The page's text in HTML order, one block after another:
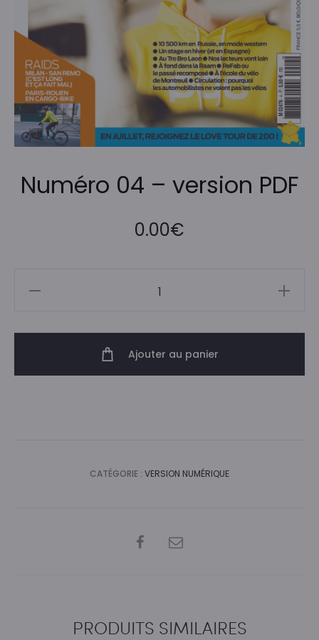
Numéro 04 – version PDF
0.00€
Ajouter au panier
CATÉGORIE : VERSION NUMÉRIQUE
SHARE
PRODUITS SIMILAIRES